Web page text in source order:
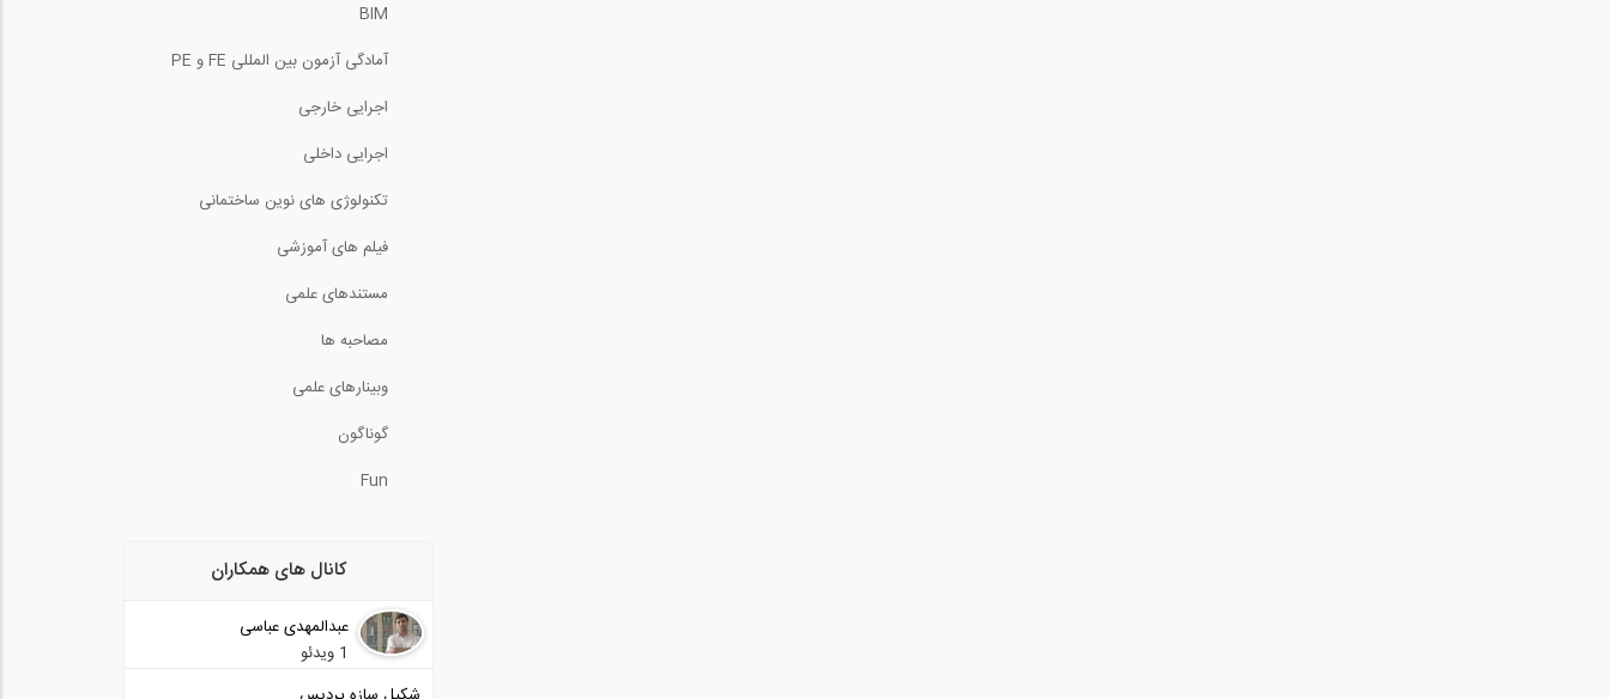
BIM
آمادگی آزمون بین المللی FE و PE
اجرایی خارجی
اجرایی داخلی
تکنولوژی های نوین ساختمانی
فیلم های آموزشی
مستندهای علمی
مصاحبه ها
وبینارهای علمی
گوناگون
Fun
کانال های همکاران
عبدالمهدی عباسی
1 ویدئو